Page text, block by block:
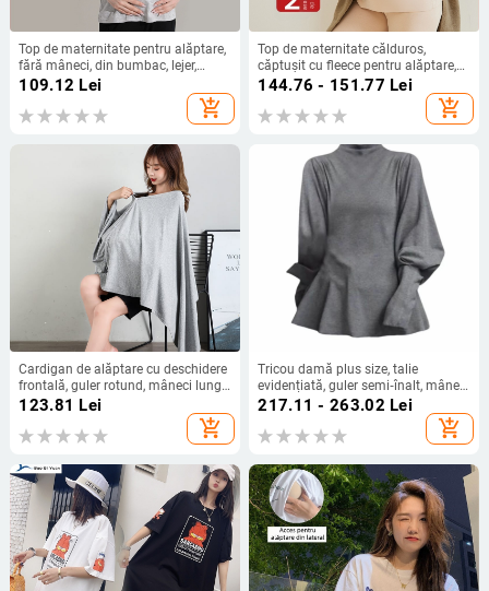
Top de maternitate pentru alăptare,
fără mâneci, din bumbac, lejer,
postpartum
109.12 Lei
add_shopping_cart
Top de maternitate călduros,
căptușit cu fleece pentru alăptare,
mâneci lungi, guler rotund, mărime
144.76 - 151.77 Lei
add_shopping_cart
Cardigan de alăptare cu deschidere
frontală, guler rotund, mâneci lungi,
amestec bumbac-elastan
123.81 Lei
add_shopping_cart
Tricou damă plus size, talie
evidențiată, guler semi‑înalt, mâneci
tip felinar, croială slim, pentru
217.11 - 263.02 Lei
add_shopping_cart